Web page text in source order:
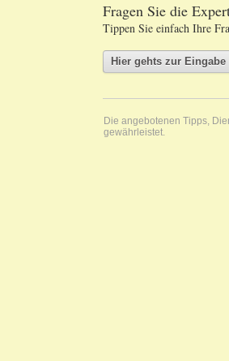
Fragen Sie die
Tippen Sie einfach Ihre
Die angebotenen Tipps,
gewährleistet.